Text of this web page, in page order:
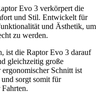
Evo 3 verkörpert die
und Stil. Entwickelt für
und Ästhetik, um
zu werden.
ist die Raptor Evo 3 darauf
gleichzeitig große
Schnitt ist
sorgt somit für